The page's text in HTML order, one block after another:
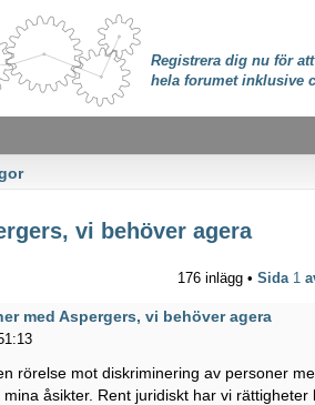
Registrera dig nu för
hela forumet inklusive
vi behöver agera
176 inlägg • Sida 1
med Aspergers, vi behöver agera
rörelse mot diskriminering av personer
åsikter. Rent juridiskt har vi rättigheter